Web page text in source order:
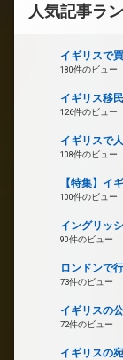
人気記事ラ
イギリスで
180件のビュー
イギリス移
126件のビュー
イギリスで
108件のビュー
【特集】イ
100件のビュー
イングリッ
90件のビュー
ロンドンで
73件のビュー
イギリスの
72件のビュー
イギリスの